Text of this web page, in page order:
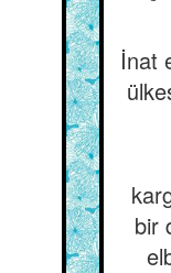
İnat
bir